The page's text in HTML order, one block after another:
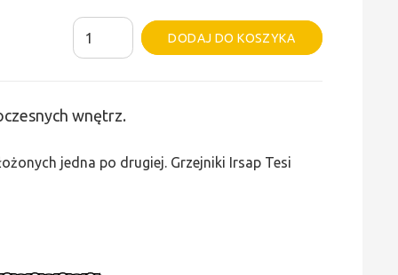
ilość
Grzejnik
DODAJ DO KOSZYKA
Alternative:
wnętrz.
jedna po drugiej. Grzejniki Irsap Tesi